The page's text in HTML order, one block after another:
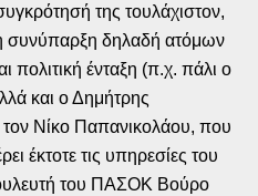
της τουλάχιστον,
συνύπαρξη δηλαδή ατόμων
πολιτική ένταξη (π.χ. πάλι ο
και ο Δημήτρης
τον Νίκο Παπανικολάου, που
έκτοτε τις υπηρεσίες του
του ΠΑΣΟΚ Βούρο